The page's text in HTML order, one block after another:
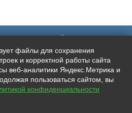
ООО "ЛУЧШЕЕ ЛИЦО"
в
Контакты:
+7 (921) 9606133
+7 (991) 0165010
mederispb@yandex.ru
файлы для сохранения
и корректной работы сайта
веб-аналитики Яндекс.Метрика и
пользоваться сайтом, вы
конфиденциальности